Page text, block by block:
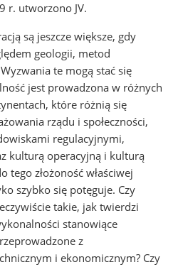
r. utworzono JV.
są jeszcze większe, gdy
geologii, metod
te mogą stać się
jest prowadzona w różnych
które różnią się
rządu i społeczności,
regulacyjnymi,
kulturą operacyjną i kulturą
tego złożoność właściwej
szybko się potęguje. Czy
takie, jak twierdzi
stanowiące
z
i ekonomicznym? Czy